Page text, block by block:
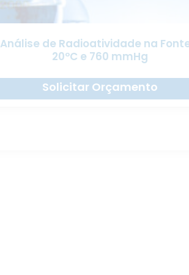
Análise de Radioatividade na
20ºC e 760 mmHg
Solicitar Orçamento